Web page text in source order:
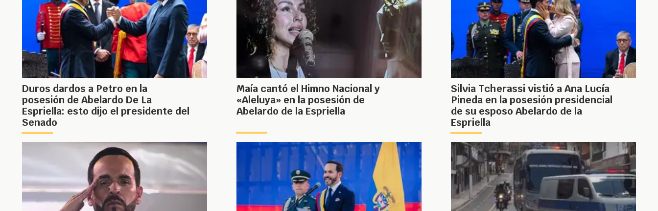
Duros dardos a Petro en la
posesión de Abelardo De La
Espriella: esto dijo el presidente del
Senado
Maía cantó el Himno Nacional y
«Aleluya» en la posesión de
Abelardo de la Espriella
Silvia Tcherassi vistió a Ana Lucía
Pineda en la posesión presidencial
de su esposo Abelardo de la
Espriella